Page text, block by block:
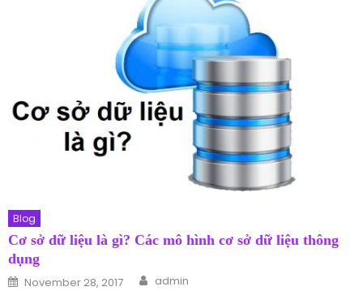
Blog
Cơ sở dữ liệu là gì? Các mô hình cơ sở dữ liệu thông
dụng
Posted on
November 28, 2017 Author
admin